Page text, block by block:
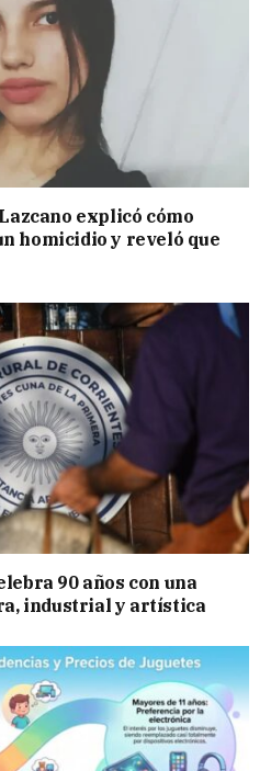
explicó cómo
homicidio y reveló que
90 años con una
industrial y artística